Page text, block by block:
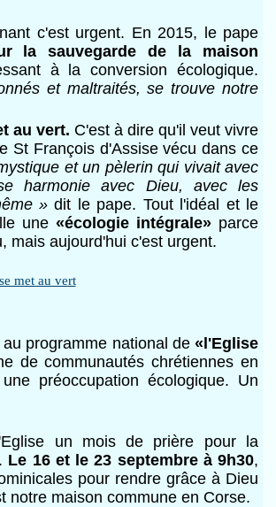
c'est urgent. En 2015, le pape
la sauvegarde de la maison
à la conversion écologique.
et maltraités, se trouve notre
au vert. C'est à dire qu'il veut vivre
St François d'Assise vécu dans ce
et un pèlerin qui vivait avec
harmonie avec Dieu, avec les
» dit le pape. Tout l'idéal et le
une «écologie intégrale» parce
mais aujourd'hui c'est urgent.
programme national de «l'Eglise
de communautés chrétiennes en
préoccupation écologique. Un
un mois de prière pour la
Le 16 et le 23 septembre à 9h30,
pour rendre grâce à Dieu
notre maison commune en Corse.